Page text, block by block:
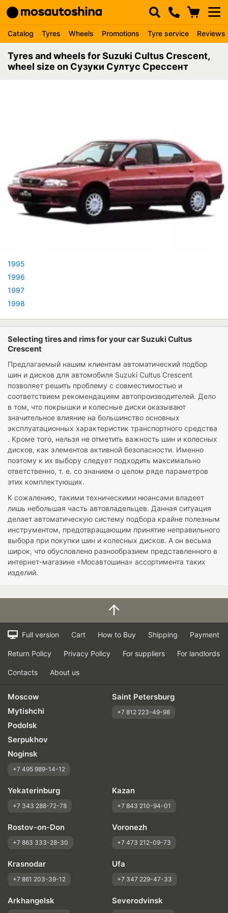
Catalog Tyres Wheels Promotions Tyre service Reviews
Tyres and wheels for Suzuki Cultus Crescent,
wheel size on Сузуки Султус Срессент
1995
1996
1997
1998
Selecting tires and rims for your car Suzuki Cultus
Crescent
Предлагаемый нашим клиентам автоматический подбор
шин и дисков для автомобиля Suzuki Cultus Crescent
позволяет решить проблему с совместимостью и
соответствием рекомендациям автопроизводителей. Дело
в том, что покрышки и колесные диски оказывают
значительное влияние на большинство основных
эксплуатационных характеристик транспортного средства
. Кроме того, нельзя не отметить важность шин и колесных
дисков, как элементов активной безопасности. Именно
поэтому к их выбору следует подходить максимально
ответственно, т. е. со знанием о целом ряде параметров
этих комплектующих.
К сожалению, такими техническими нюансами владеет
лишь небольшая часть автовладельцев. Данная ситуация
делает автоматическую систему подбора крайне полезным
инструментом, предотвращающим принятие неправильного
выбора при покупки шин и колесных дисков. А он весьма
широк, что обусловлено разнообразием представленного в
интернет-магазине «Мосавтошина» ассортимента таких
изделий.
Full version Cart How to Buy Shipping Payment
Return Policy Privacy Policy For suppliers For landlords
Contacts About us
Moscow
Mytishchi
Podolsk
Serpukhov
Noginsk
+7 495 989-14-12
Saint Petersburg
+7 812 223-49-98
Yekaterinburg
+7 343 288-72-78
Kazan
+7 843 210-94-01
Rostov-on-Don
+7 863 333-28-30
Voronezh
+7 473 212-09-73
Krasnodar
+7 861 203-39-12
Ufa
+7 347 229-47-33
Arkhangelsk Severodvinsk